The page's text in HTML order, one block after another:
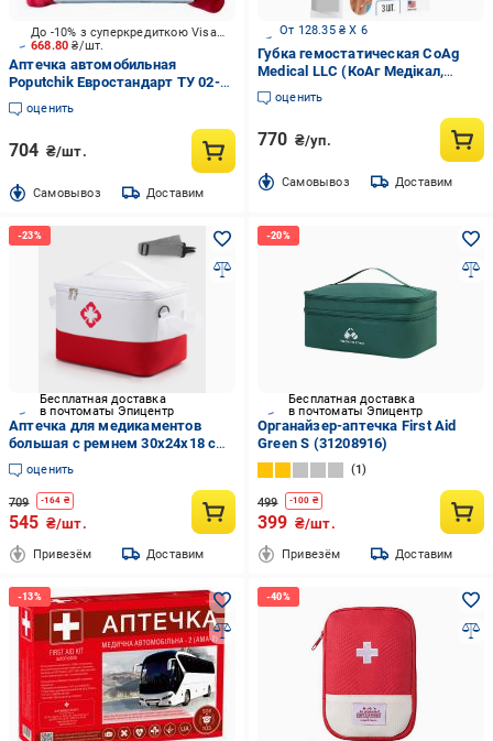
668.80₴/шт.
До -10% з суперкредиткою Visa Вигода
Аптечка автомобильная
Poputchik Евростандарт ТУ 02-
083-М
оценить
704 ₴/шт.
Cамовывоз Доставим
От 128.35 ₴ X 6
Губка гемостатическая CoAg
Medical LLC (КоАг Медікал,
ТОВ), США BleedStop 3 шт./уп.
оценить
770 ₴/уп.
Cамовывоз Доставим
Бесплатная доставка
в почтоматы Эпицентр
Аптечка для медикаментов
большая с ремнем 30x24x18 см
Белый с красным ( IBC003LOR )
оценить
709 -164 ₴
545 ₴/шт.
Привезём Доставим
Бесплатная доставка
в почтоматы Эпицентр
Органайзер-аптечка First Aid
Green S (31208916)
1
499 -100 ₴
399 ₴/шт.
Привезём Доставим